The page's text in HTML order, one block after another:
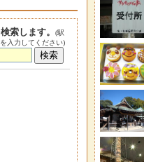
索します。
(駅
入力してください)